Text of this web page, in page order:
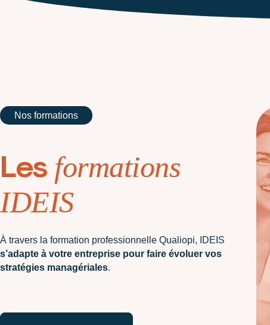
Nos formations
Les formations
IDEIS
À travers la formation professionnelle Qualiopi, IDEIS
s’adapte à votre entreprise pour faire évoluer vos
stratégies managériales.